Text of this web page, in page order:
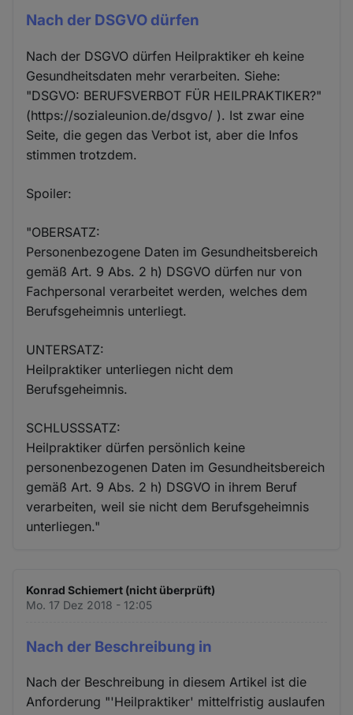
Nach der DSGVO dürfen
Nach der DSGVO dürfen Heilpraktiker eh keine
Gesundheitsdaten mehr verarbeiten. Siehe:
"DSGVO: BERUFSVERBOT FÜR HEILPRAKTIKER?"
(https://sozialeunion.de/dsgvo/ ). Ist zwar eine
Seite, die gegen das Verbot ist, aber die Infos
stimmen trotzdem.
Spoiler:
"OBERSATZ:
Personenbezogene Daten im Gesundheitsbereich
gemäß Art. 9 Abs. 2 h) DSGVO dürfen nur von
Fachpersonal verarbeitet werden, welches dem
Berufsgeheimnis unterliegt.
UNTERSATZ:
Heilpraktiker unterliegen nicht dem
Berufsgeheimnis.
SCHLUSSSATZ:
Heilpraktiker dürfen persönlich keine
personenbezogenen Daten im Gesundheitsbereich
gemäß Art. 9 Abs. 2 h) DSGVO in ihrem Beruf
verarbeiten, weil sie nicht dem Berufsgeheimnis
unterliegen."
Konrad Schiemert (nicht überprüft)
Mo. 17 Dez 2018 - 12:05
Nach der Beschreibung in
Nach der Beschreibung in diesem Artikel ist die
Anforderung "'Heilpraktiker' mittelfristig auslaufen